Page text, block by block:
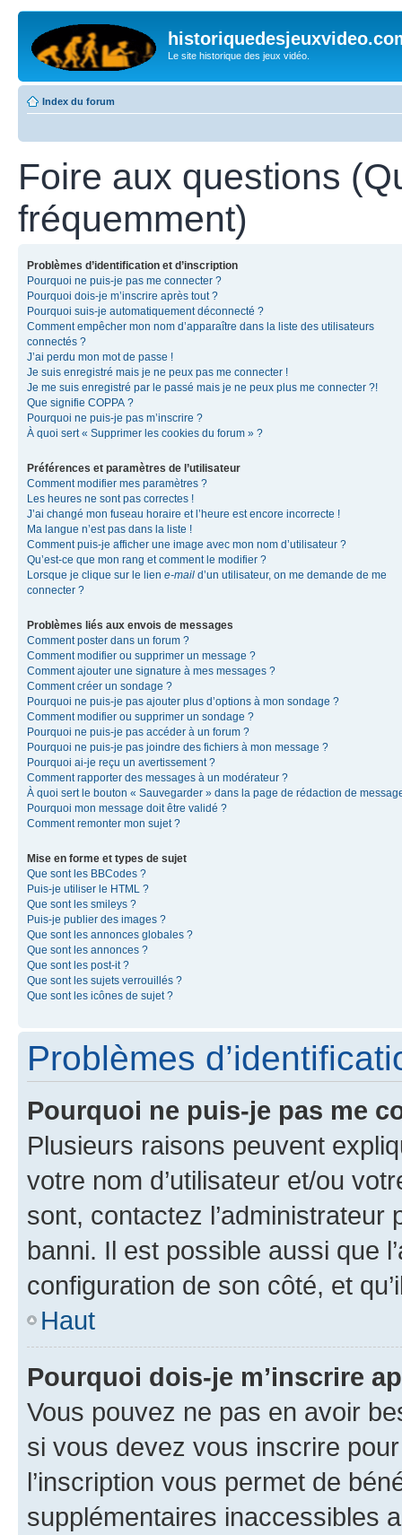
Le site historique des jeux vidéo.
Index du forum
Foire aux questions
fréquemment)
Problèmes d’identification et d’inscription
Pourquoi ne puis-je pas me connecter ?
Pourquoi dois-je m’inscrire après tout ?
Pourquoi suis-je automatiquement déconnecté ?
Comment empêcher mon nom d’apparaître dans la liste des utilisateurs
connectés ?
J’ai perdu mon mot de passe !
Je suis enregistré mais je ne peux pas me connecter !
Je me suis enregistré par le passé mais je ne peux plus me connecter ?!
Que signifie COPPA ?
Pourquoi ne puis-je pas m’inscrire ?
À quoi sert « Supprimer les cookies du forum » ?
Préférences et paramètres de l’utilisateur
Comment modifier mes paramètres ?
Les heures ne sont pas correctes !
J’ai changé mon fuseau horaire et l’heure est encore incorrecte !
Ma langue n’est pas dans la liste !
Comment puis-je afficher une image avec mon nom d’utilisateur ?
Qu’est-ce que mon rang et comment le modifier ?
Lorsque je clique sur le lien e-mail d’un utilisateur, on me demande de me
connecter ?
Problèmes liés aux envois de messages
Comment poster dans un forum ?
Comment modifier ou supprimer un message ?
Comment ajouter une signature à mes messages ?
Comment créer un sondage ?
Pourquoi ne puis-je pas ajouter plus d’options à mon sondage ?
Comment modifier ou supprimer un sondage ?
Pourquoi ne puis-je pas accéder à un forum ?
Pourquoi ne puis-je pas joindre des fichiers à mon message ?
Pourquoi ai-je reçu un avertissement ?
Comment rapporter des messages à un modérateur ?
À quoi sert le bouton « Sauvegarder » dans la page de rédaction de
Pourquoi mon message doit être validé ?
Comment remonter mon sujet ?
Mise en forme et types de sujet
Que sont les BBCodes ?
Puis-je utiliser le HTML ?
Que sont les smileys ?
Puis-je publier des images ?
Que sont les annonces globales ?
Que sont les annonces ?
Que sont les post-it ?
Que sont les sujets verrouillés ?
Que sont les icônes de sujet ?
Problèmes
Pourquoi ne puis-je pas me
Plusieurs raisons peuvent
votre nom d’utilisateur et/ou
sont, contactez l’administrateur
banni. Il est possible aussi que
configuration de son côté, et
Haut
Pourquoi dois-je m’inscrire
Vous pouvez ne pas en avoir
si vous devez vous inscrire
l’inscription vous permet de
supplémentaires inaccessibles